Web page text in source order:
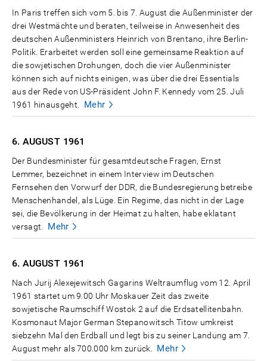
In Paris treffen sich vom 5. bis 7. August die Außenminister der
drei Westmächte und beraten, teilweise in Anwesenheit des
deutschen Außenministers Heinrich von Brentano, ihre Berlin-
Politik. Erarbeitet werden soll eine gemeinsame Reaktion auf
die sowjetischen Drohungen, doch die vier Außenminister
können sich auf nichts einigen, was über die drei Essentials
aus der Rede von US-Präsident John F. Kennedy vom 25. Juli
1961 hinausgeht.
Mehr
6. AUGUST 1961
Der Bundesminister für gesamtdeutsche Fragen, Ernst
Lemmer, bezeichnet in einem Interview im Deutschen
Fernsehen den Vorwurf der DDR, die Bundesregierung betreibe
Menschenhandel, als Lüge. Ein Regime, das nicht in der Lage
sei, die Bevölkerung in der Heimat zu halten, habe eklatant
versagt.
Mehr
6. AUGUST 1961
Nach Jurij Alexejewitsch Gagarins Weltraumflug vom 12. April
1961 startet um 9.00 Uhr Moskauer Zeit das zweite
sowjetische Raumschiff Wostok 2 auf die Erdsatellitenbahn.
Kosmonaut Major German Stepanowitsch Titow umkreist
siebzehn Mal den Erdball und legt bis zu seiner Landung am 7.
August mehr als 700.000 km zurück.
Mehr